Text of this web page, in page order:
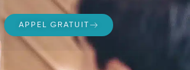
APPEL GRATUIT